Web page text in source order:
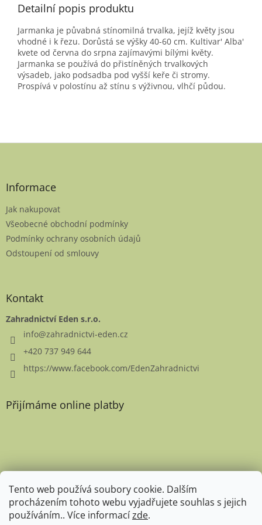
Tento web používá soubory cookie. Dalším
procházením tohoto webu vyjadřujete souhlas s jejich
používáním.. Více informacízde.
Detailní popis produktu
Jarmanka je půvabná stínomilná trvalka, jejíž květy jsou
vhodné i k řezu. Dorůstá se výšky 40-60 cm. Kultivar' Alba'
kvete od června do srpna zajímavými bílými květy.
Jarmanka se používá do přistíněných trvalkových
výsadeb, jako podsadba pod vyšší keře či stromy.
Prospívá v polostínu až stínu s výživnou, vlhčí půdou.
Z
Informace
Jak nakupovat
Všeobecné obchodní podmínky
Podmínky ochrany osobních údajů
Odstoupení od smlouvy
Kontakt
Zahradnictví Eden s.r.o.
info@zahradnictvi-eden.cz
+420 737 949 644
https://www.facebook.com/EdenZahradnictvi
Přijímáme online platby
Favicon